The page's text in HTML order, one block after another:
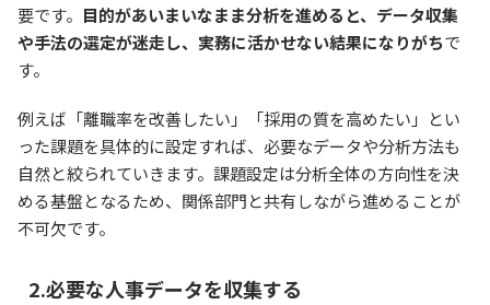
要です。 目的があいまいなまま分析を進めると、データ収集
や手法の選定が迷走し、実務に活かせない結果になりがちで
す。
例えば「離職率を改善したい」「採用の質を高めたい」とい
った課題を具体的に設定すれば、必要なデータや分析方法も
自然と絞られていきます。課題設定は分析全体の方向性を決
める基盤となるため、関係部門と共有しながら進めることが
不可欠です。
2.必要な人事データを収集する